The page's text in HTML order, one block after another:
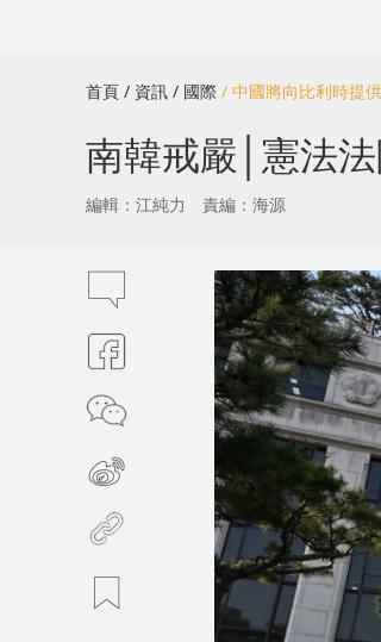
首頁 / 資訊 / 國際 / 中國將向比利時提
南韓戒嚴│憲法
編輯：江純力 責編：海源